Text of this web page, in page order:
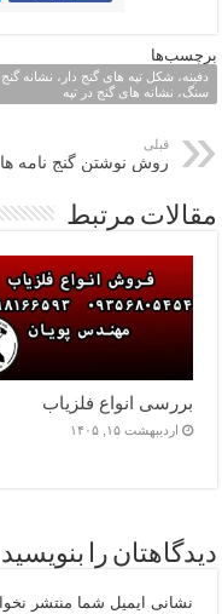
برچسب‌ها
دفینه، شکل تپه های گنج دار، نشانه
سنگ، نشانه های گنج در تپه
قبلی
روش نوشتن گنج نامه ها
مقالات مرتبط
بررسی انواع فلزیاب
اردیبهشت ۱۵, ۱۴۰۵
دیدگاهتان را بنویسید
نشانی ایمیل شما منتشر